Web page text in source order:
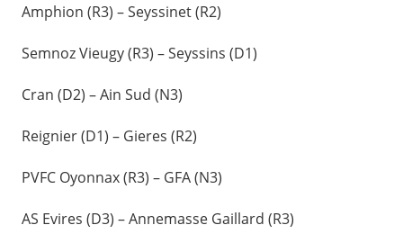
Amphion (R3) – Seyssinet (R2)
Semnoz Vieugy (R3) – Seyssins (D1)
Cran (D2) – Ain Sud (N3)
Reignier (D1) – Gieres (R2)
PVFC Oyonnax (R3) – GFA (N3)
AS Evires (D3) – Annemasse Gaillard (R3)